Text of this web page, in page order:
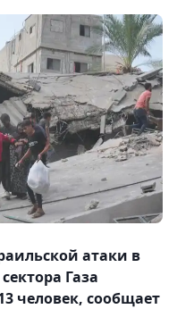
атаки в
Газа
человек, сообщает